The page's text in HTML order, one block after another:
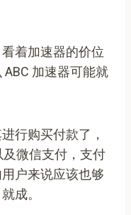
着加速器的价位
加速器可能就
行购买付款了，
微信支付，支付
户来说应该也够
成。